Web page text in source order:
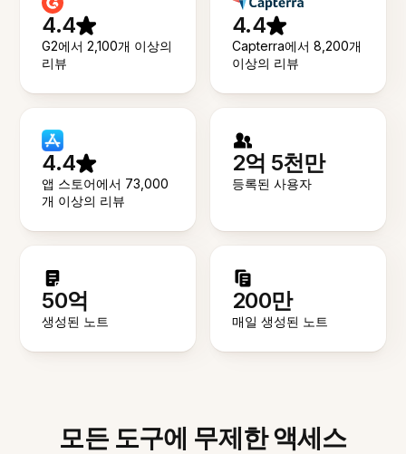
4.4
G2에서 2,100개 이상의
리뷰
4.4
Capterra에서 8,200개
이상의 리뷰
4.4
앱 스토어에서 73,000
개 이상의 리뷰
2억 5천만
등록된 사용자
50억
생성된 노트
200만
매일 생성된 노트
모든 도구에 무제한 액세스